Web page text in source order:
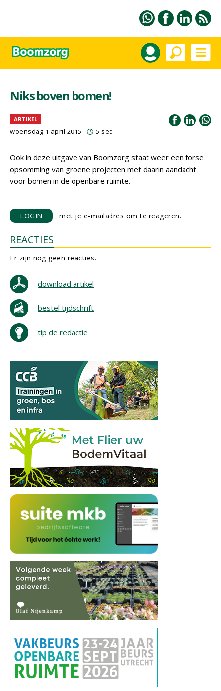
Niks boven bomen!
ARTIKEL
woensdag 1 april 2015 5 sec
Ook in deze uitgave van Boomzorg staat weer een forse
opsomming van groene projecten met daarin aandacht
voor bomen in de openbare ruimte.
LOGIN met je e-mailadres om te reageren.
REACTIES
Er zijn nog geen reacties.
download artikel
bestel tijdschrift
tip de redactie